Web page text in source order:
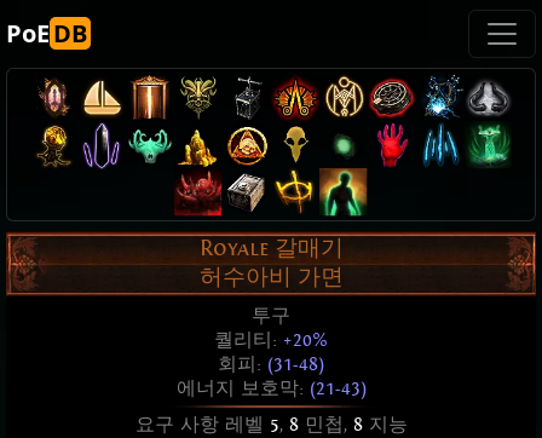
PoEDB
Royale 갈매기
허수아비 가면
투구
퀄리티: +20%
회피: (31-48)
에너지 보호막: (21-43)
요구 사항 레벨 5, 8민첩, 8지능